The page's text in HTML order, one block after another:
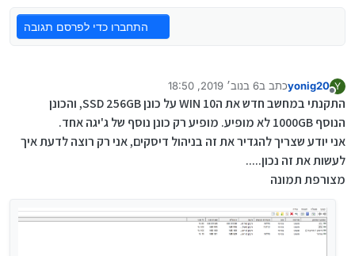
התחברו כדי לפרסם תגובה
Y
yonig20כתב ב6 בנוב׳ 2019, 18:50
נערך לאחרונה על ידי
התקנתי במחשב חדש את הWIN 10 על כונן SSD 256GB, והכונן
הנוסף 1000GB לא מופיע. מופיע רק כונן נוסף של ג'יגה אחד.
אני יודע שצריך להגדיר את זה בניהול דיסקים, אני רק רוצה לדעת איך
לעשות את זה נכון.....
מצורפת תמונה